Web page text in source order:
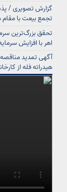
گزارش تصویری /
تجمع بیعت با
تحقق بزرگ‌ترین
اهر با افزایش سرمایه تاریخی ۷۵۰ درصدی شرکت
هیدراته فله از